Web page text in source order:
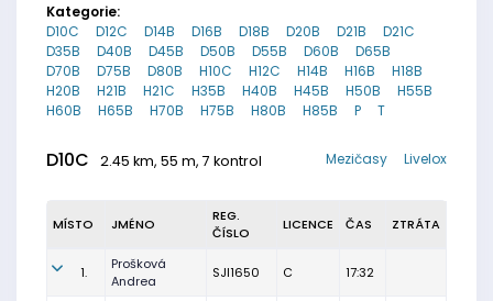
Kategorie:
D10C
D12C D14B D16B D18B D20B D21B
D21C
D35B
D40B D45B D50B D55B D60B
D65B
D70B
D75B D80B H10C H12C H14B H16B
H18B
H20B
H21B H21C H35B H40B H45B H50B
H55B
H60B
H65B H70B H75B H80B H85B P T
D10C 2.45 km, 55 m, 7 kontrol Livelox
Mezičasy
MÍSTO JMÉNO
REG.
ČÍSLO
LICENCE ČAS ZTRÁTA
1.
Prošková
Andrea
SJI1650 C 17:32